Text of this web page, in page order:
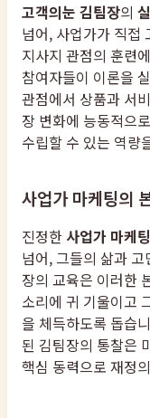
고객의눈 김팀장의
넘어, 사업가가 직접
지사지 관점의 훈련
참여자들이 이론을
관점에서 상품과 서
장 변화에 능동적으
수립할 수 있는 역량
사업가 마케팅의
진정한 사업가 마케팅
넘어, 그들의 삶과
장의 교육은 이러한
소리에 귀 기울이고
을 체득하도록 돕습
된 김팀장의 통찰은
핵심 동력으로 재정